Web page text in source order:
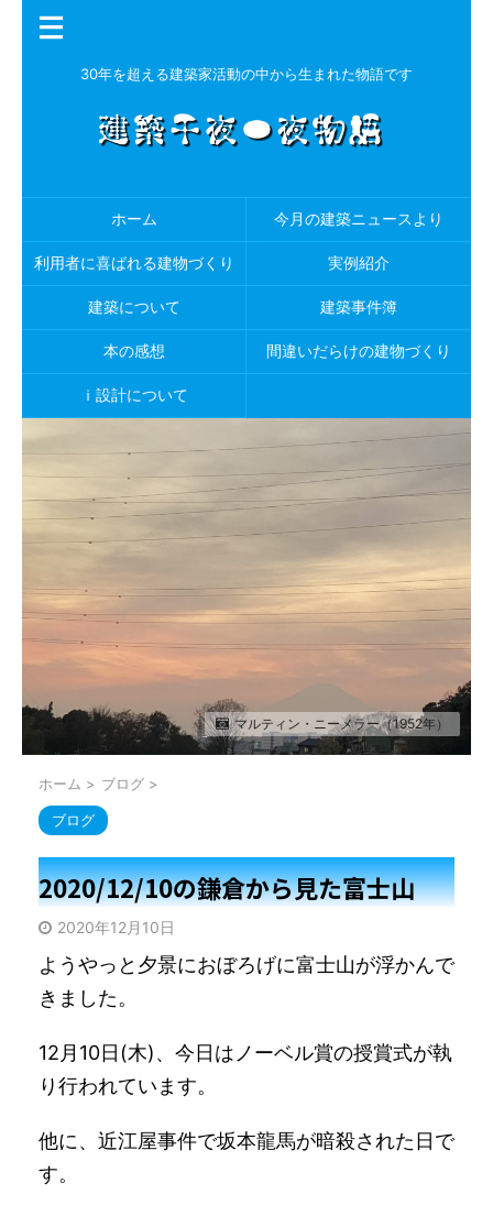
30年を超える建築家活動の中から生まれた物語です
ホーム 今月の建築ニュースより
利用者に喜ばれる建物づくり 実例紹介
建築について 建築事件簿
本の感想 間違いだらけの建物づくり
ｉ設計について
マルティン・ニーメラー（1952年）
ホーム > ブログ >
ブログ
2020/12/10の鎌倉から見た富士山
2020年12月10日
ようやっと夕景におぼろげに富士山が浮かんで
きました。
12月10日(木)、今日はノーベル賞の授賞式が執
り行われています。
他に、近江屋事件で坂本龍馬が暗殺された日で
す。